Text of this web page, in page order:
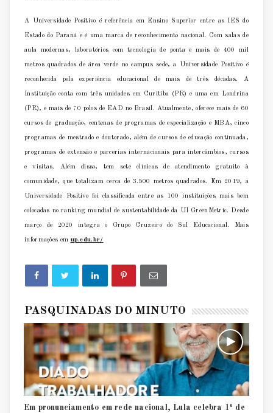
A Universidade Positivo é referência em Ensino Superior entre as IES do
Estado do Paraná e é uma marca de reconhecimento nacional. Com salas de
aula modernas, laboratórios com tecnologia de ponta e mais de 400 mil
metros quadrados de área verde no campus sede, a Universidade Positivo é
reconhecida pela experiência educacional de mais de três décadas. A
Instituição conta com três unidades em Curitiba (PR) e uma em Londrina
(PR), e mais de 70 polos de EAD no Brasil. Atualmente, oferece mais de 60
cursos de graduação, centenas de programas de especialização e MBA, cinco
programas de mestrado e doutorado, além de cursos de educação continuada,
programas de extensão e parcerias internacionais para intercâmbios, cursos
e visitas. Além disso, tem sete clínicas de atendimento gratuito à
comunidade, que totalizam cerca de 3.500 metros quadrados. Em 2019, a
Universidade Positivo foi classificada entre as 100 instituições mais bem
colocadas no ranking mundial de sustentabilidade da UI GreenMetric. Desde
março de 2020 integra o Grupo Cruzeiro do Sul Educacional. Mais
informações em up.edu.br/
PASQUINADAS DO MINUTO
Em pronunciamento em rede nacional, Lula celebra 1º de